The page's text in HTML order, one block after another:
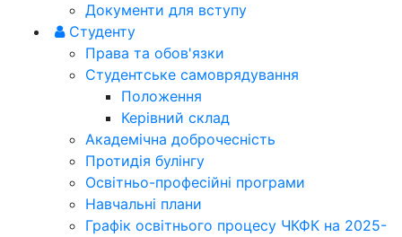
Документи для вступу
Студенту
Права та обов'язки
Студентське самоврядування
Положення
Керівний склад
Академічна доброчесність
Протидія булінгу
Освітньо-професійні програми
Навчальні плани
Графік освітнього процесу ЧКФК на 2025-